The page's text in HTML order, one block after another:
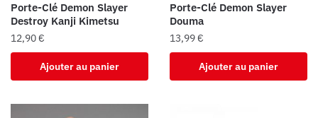
Porte-Clé Demon Slayer
Destroy Kanji Kimetsu
12,90€
Ajouter au panier
Porte-Clé Demon Slayer
Douma
13,99€
Ajouter au panier